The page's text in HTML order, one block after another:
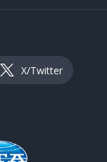
X/Twitter